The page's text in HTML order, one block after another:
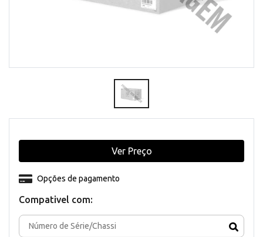
Compativel com:
Opções de pagamento
Ver Preço